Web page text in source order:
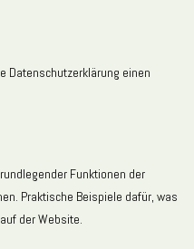
Datenschutzerklärung einen
Funktionen der
Praktische Beispiele dafür, was
der Website.